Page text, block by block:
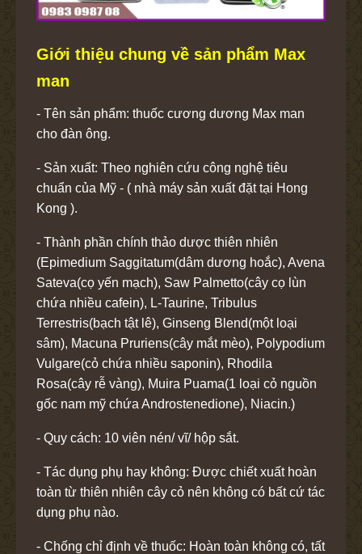
Giới thiệu chung về sản phẩm Max
man
- Tên sản phẩm: thuốc cương dương Max man
cho đàn ông.
- Sản xuất: Theo nghiên cứu công nghệ tiêu
chuẩn của Mỹ - ( nhà máy sản xuất đặt tại Hong
Kong ).
- Thành phần chính thảo dược thiên nhiên
(Epimedium Saggitatum(dâm dương hoắc), Avena
Sateva(cọ yến mạch), Saw Palmetto(cây cọ lùn
chứa nhiều cafein), L-Taurine, Tribulus
Terrestris(bạch tật lê), Ginseng Blend(một loại
sâm), Macuna Pruriens(cây mắt mèo), Polypodium
Vulgare(cỏ chứa nhiều saponin), Rhodila
Rosa(cây rễ vàng), Muira Puama(1 loại cỏ nguồn
gốc nam mỹ chứa Androstenedione), Niacin.)
- Quy cách: 10 viên nén/ vĩ/ hộp sắt.
- Tác dụng phụ hay không: Được chiết xuất hoàn
toàn từ thiên nhiên cây cỏ nên không có bất cứ tác
dụng phụ nào.
- Chống chỉ định về thuốc: Hoàn toàn không có, tất